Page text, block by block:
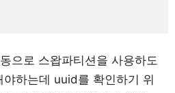
으로 스왑파티션을 사용하도
하는데 uuid를 확인하기 위